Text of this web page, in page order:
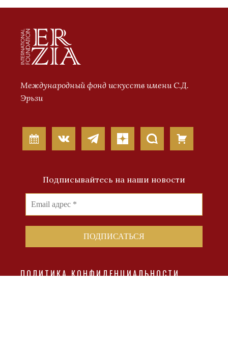
Международный фонд искусств имени С.Д.
Эрьзи
Подписывайтесь на наши новости
ПОЛИТИКА КОНФИДЕНЦИАЛЬНОСТИ